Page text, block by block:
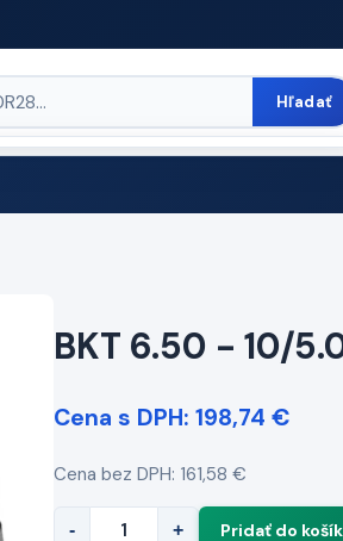
Hľadať
BKT 6.50 - 10/
Cena s DPH: 198,74 €
Cena bez DPH: 161,58 €
- +